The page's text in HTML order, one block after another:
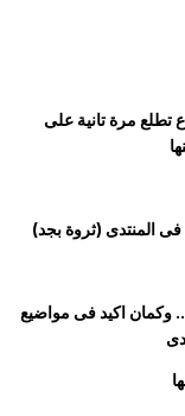
تطلع مرة تانية على
المنتدى (ثروة بجد)
وكمان اكيد فى مواضيع